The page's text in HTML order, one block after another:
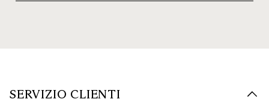
SERVIZIO CLIENTI